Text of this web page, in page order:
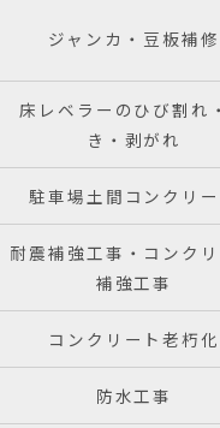
ジャンカ・豆板補修
床レベラーのひび割れ
き・剥がれ
駐車場土間コンクリー
耐震補強工事・コンク
補強工事
コンクリート老朽化
防水工事